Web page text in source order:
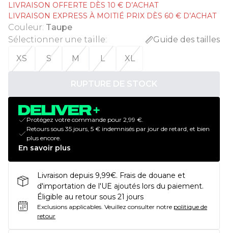
LIVRAISON OFFERTE DÈS 10 € D’ACHAT
LIVRAISON EXPRESS À MOITIÉ PRIX DÈS 60 € D’ACHAT
Couleur: Taupe
Sélectionner une taille:
Guide des tailles
XS
S M L XL
RUPTURE DE STOCK
Protégez votre commande pour 2,99 €.
Retours sous 35 jours, 5 € indemnisés par jour de retard, et bien
plus encore.
En savoir plus
Livraison depuis 9,99€. Frais de douane et
d'importation de l'UE ajoutés lors du paiement.
Éligible au retour sous 21 jours
Exclusions applicables. Veuillez consulter notre politique de
retour